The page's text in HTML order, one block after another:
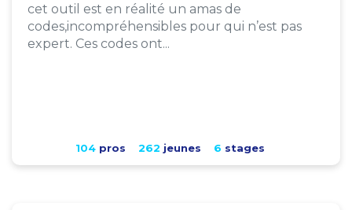
cet outil est en réalité un amas de
codes,incompréhensibles pour qui n’est pas
expert. Ces codes ont...
104pros 262 jeunes 6 stages